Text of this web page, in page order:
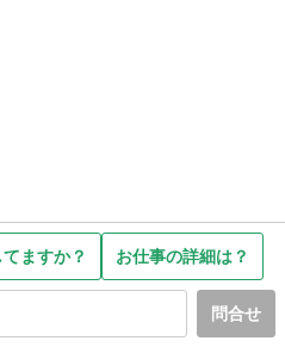
ますか？ お仕事の詳細は？
問合せ